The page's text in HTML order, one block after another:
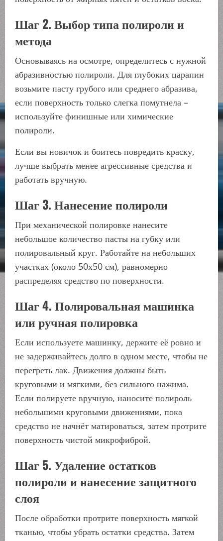
Шаг 2. Выбор типа полироли и
метода
Основываясь на осмотре, определитесь с нужной
абразивностью полироли. Для глубоких царапин
возьмите пасту грубого или среднего абразива,
если поверхность только слегка помутнела –
используйте финишные или химические
полироли.
Если вы новичок и боитесь повредить краску,
лучше выбрать менее агрессивные средства и
работать вручную.
Шаг 3. Нанесение полироли
При механической полировке нанесите
небольшое количество пасты на губку или
полировальный круг. Работайте на небольших
участках (около 50х50 см), равномерно
распределяя средство по поверхности.
Шаг 4. Полировальная машинка
или ручная полировка
Если используете машинку, держите её ровно и
не задерживайтесь долго в одном месте, чтобы не
перегреть лак. Движения должны быть
круговыми и мягкими, без сильного нажима.
Если полируете вручную, наносите полироль
небольшими круговыми движениями, пока
средство не начнёт матироваться, затем протрите
поверхность чистой микрофиброй.
Шаг 5. Удаление остатков
полироли и нанесение защитного
слоя
После обработки протрите поверхность мягкой
тканью, чтобы убрать остатки средства. Затем